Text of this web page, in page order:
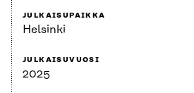
JULKAISUPAIKKA
Helsinki
JULKAISUVUOSI
2025